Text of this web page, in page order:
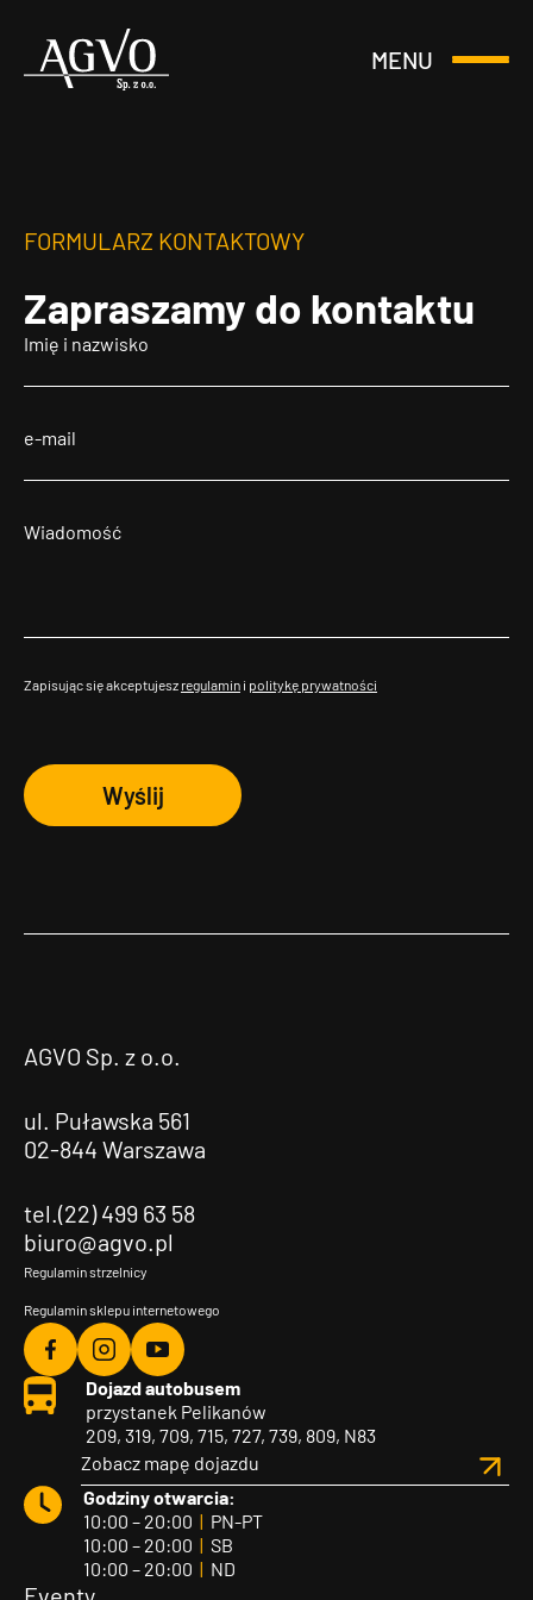
Header
MENU
Otwórz
FORMULARZ KONTAKTOWY
Zapraszamy do kontaktu
Zapisując się akceptujesz regulamin i politykę prywatności
Wyślij
AGVO Sp. z o.o.
ul. Puławska 561
02-844 Warszawa
tel.(22) 499 63 58
biuro@agvo.pl
Regulamin strzelnicy
Regulamin sklepu internetowego
Agvo
Facebook
Agvo
Instagram
Agvo
YouTube
Dojazd autobusem
przystanek Pelikanów
209, 319, 709, 715, 727, 739, 809, N83
Zobacz mapę dojazdu
Godziny otwarcia:
10:00 – 20:00 | PN-PT
10:00 – 20:00 | SB
10:00 – 20:00 | ND